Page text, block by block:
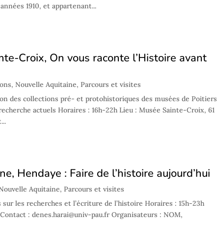
1910, et appartenant...
Croix, On vous raconte l’Histoire avant
, Nouvelle Aquitaine, Parcours et visites
des collections pré- et protohistoriques des musées de Poitiers
actuels Horaires : 16h-22h Lieu : Musée Sainte-Croix, 61
Hendaye : Faire de l’histoire aujourd’hui
Aquitaine, Parcours et visites
les recherches et l’écriture de l’histoire Horaires : 15h-23h
: denes.harai@univ-pau.fr Organisateurs : NOM,